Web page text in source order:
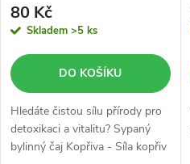
80 Kč
Skladem >5 ks
DO KOŠÍKU
Hledáte čistou sílu přírody pro
detoxikaci a vitalitu? Sypaný
bylinný čaj Kopřiva - Síla kopřiv